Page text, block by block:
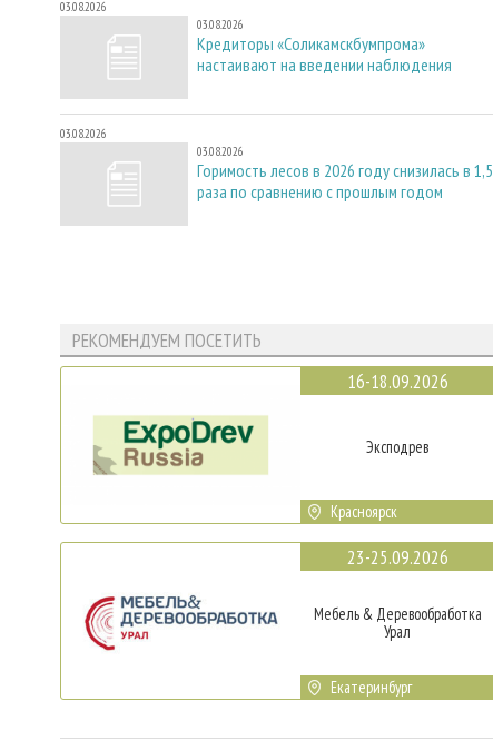
03.08.2026
03.08.2026
Кредиторы «Соликамскбумпрома»
настаивают на введении наблюдения
03.08.2026
03.08.2026
Горимость лесов в 2026 году снизилась в 1,5
раза по сравнению с прошлым годом
РЕКОМЕНДУЕМ ПОСЕТИТЬ
16-18.09.2026
Эксподрев
Красноярск
23-25.09.2026
Мебель & Деревообработка
Урал
Екатеринбург